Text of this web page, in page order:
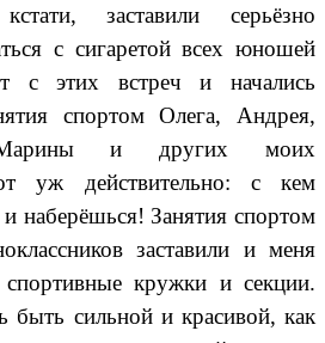
заставили серьёзно
с сигаретой всех юношей
с этих встреч и начались
спортом Олега, Андрея,
и других моих
уж действительно: с кем
наберёшься! Занятия спортом
заставили и меня
спортивные кружки и секции.
быть сильной и красивой, как